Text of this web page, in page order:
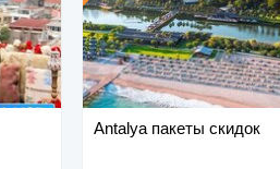
Antalya пакеты скидок